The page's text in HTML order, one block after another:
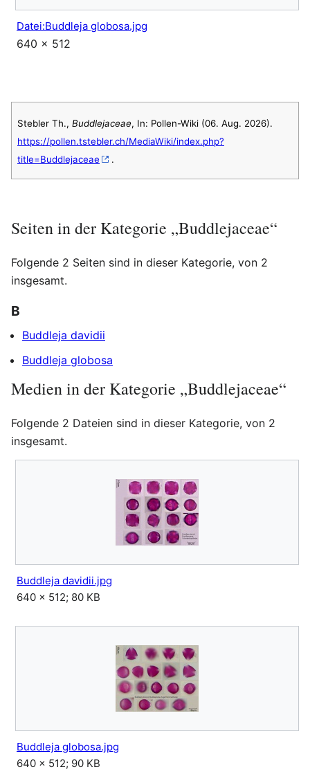
Datei:Buddleja globosa.jpg
640 × 512
Stebler Th., Buddlejaceae, In: Pollen-Wiki (06. Aug. 2026).
https://pollen.tstebler.ch/MediaWiki/index.php?
title=Buddlejaceae
.
Seiten in der Kategorie „Buddlejaceae“
Folgende 2 Seiten sind in dieser Kategorie, von 2
insgesamt.
B
Buddleja davidii
Buddleja globosa
Medien in der Kategorie „Buddlejaceae“
Folgende 2 Dateien sind in dieser Kategorie, von 2
insgesamt.
Buddleja davidii.jpg
640 × 512; 80 KB
Buddleja globosa.jpg
640 × 512; 90 KB